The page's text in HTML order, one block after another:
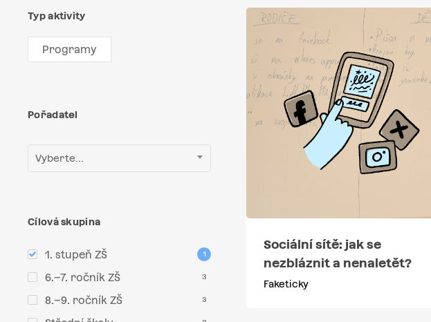
Typ aktivity
Programy
Pořadatel
Vyberte...
Cílová skupina
1. stupeň ZŠ 1
6.–7. ročník ZŠ 3
8.–9. ročník ZŠ 3
Sociální sítě: jak se
nezbláznit a nenaletět?
Faketicky